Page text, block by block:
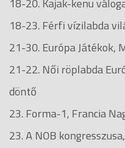
18-23. Férfi vízilabda
21-30. Európa Játékok,
21-22. Női röplabda
döntő
23. Forma-1, Francia
23. A NOB